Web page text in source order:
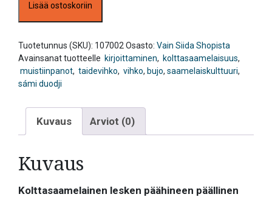
taidevihko,
Päähineen
määrä
Lisää ostoskoriin
Tuotetunnus (SKU): 107002 Osasto: Vain Siida Shopista
Avainsanat tuotteelle kirjoittaminen, kolttasaamelaisuus,
muistiinpanot, taidevihko, vihko, bujo, saamelaiskulttuuri,
sámi duodji
Kuvaus Arviot (0)
Kuvaus
Kolttasaamelainen lesken päähineen päällinen